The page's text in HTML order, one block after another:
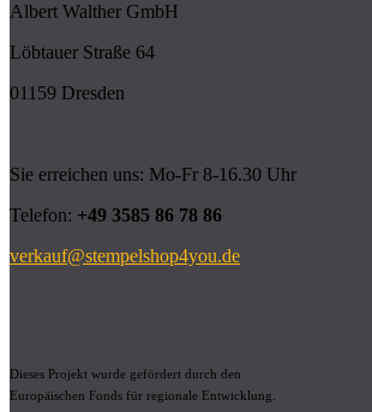
Albert Walther GmbH
Löbtauer Straße 64
01159 Dresden
Sie erreichen uns: Mo-Fr 8-16.30 Uhr
Telefon: +49 3585 86 78 86
verkauf@stempelshop4you.de
Dieses Projekt wurde gefördert durch den
Europäischen Fonds für regionale Entwicklung.